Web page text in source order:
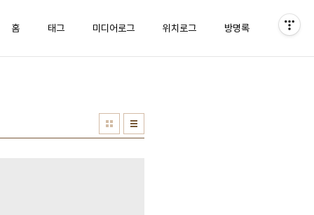
홈 태그 미디어로그 위치로그 방명록